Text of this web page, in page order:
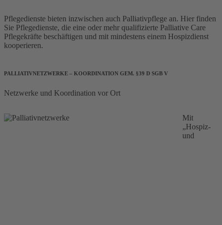
Pflegedienste bieten inzwischen auch Palliativpflege an. Hier finden
Sie Pflegedienste, die eine oder mehr qualifizierte Palliative Care
Pflegekräfte beschäftigen und mit mindestens einem Hospizdienst
kooperieren.
PALLIATIVNETZWERKE – KOORDINATION GEM. §39 D SGB V
Netzwerke und Koordination vor Ort
Mit
„Hospiz-
und